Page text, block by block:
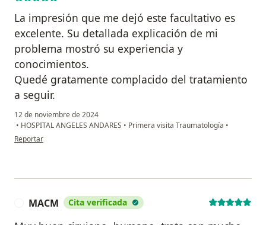
La impresión que me dejó este facultativo es
excelente. Su detallada explicación de mi
problema mostró su experiencia y
conocimientos.
Quedé gratamente complacido del tratamiento
a seguir.
12 de noviembre de 2024
• HOSPITAL ANGELES ANDARES • Primera visita Traumatología •
en opinión del usuario Alfredo De la huerta Robledo
Reportar
MACM Cita verificada